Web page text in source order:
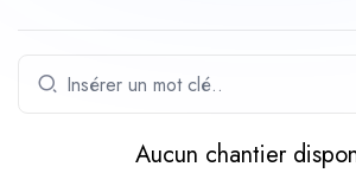
Aucun chantier